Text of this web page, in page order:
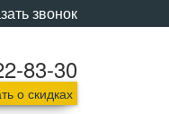
звонок
83-30
о скидках